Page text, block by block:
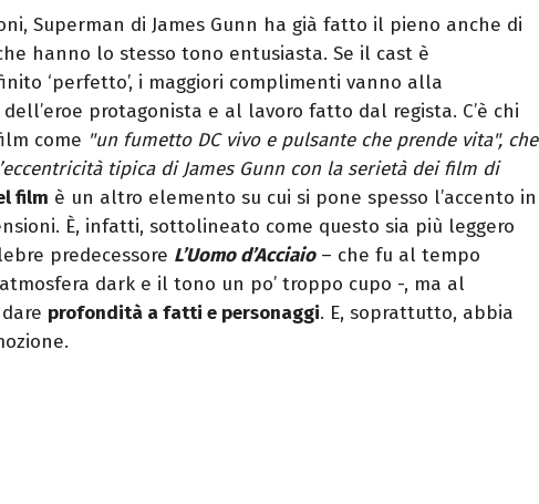
Superman di James Gunn ha già fatto il pieno anche di
hanno lo stesso tono entusiasta. Se il cast è
‘perfetto’, i maggiori complimenti vanno alla
protagonista e al lavoro fatto dal regista. C’è chi
come "un fumetto DC vivo e pulsante che prende vita", che
tipica di James Gunn con la serietà dei film di
film è un altro elemento su cui si pone spesso l’accento in
È, infatti, sottolineato come questo sia più leggero
predecessore L’Uomo d’Acciaio– che fu al tempo
dark e il tono un po’ troppo cupo -, ma al
profondità a fatti e personaggi. E, soprattutto, abbia